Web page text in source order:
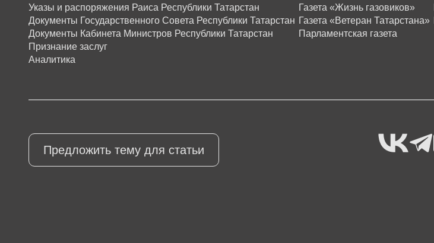
Указы и распоряжения Раиса Республики Татарстан
Документы Государственного Совета Республики Татарстан
Документы Кабинета Министров Республики Татарстан
Признание заслуг
Аналитика
Газета «Жизнь газовиков»
Газета «Ветеран Татарстана»
Парламентская газета
Предложить тему для статьи